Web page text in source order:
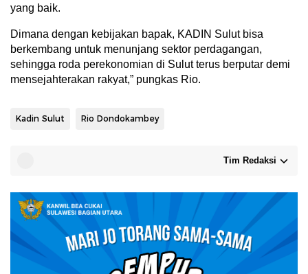
yang baik.
Dimana dengan kebijakan bapak, KADIN Sulut bisa
berkembang untuk menunjang sektor perdagangan,
sehingga roda perekonomian di Sulut terus berputar demi
mensejahterakan rakyat,” pungkas Rio.
Kadin Sulut Rio Dondokambey
Tim Redaksi